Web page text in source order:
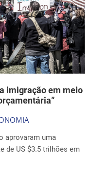
imigração em meio
aprovaram uma
de US $3.5 trilhões em